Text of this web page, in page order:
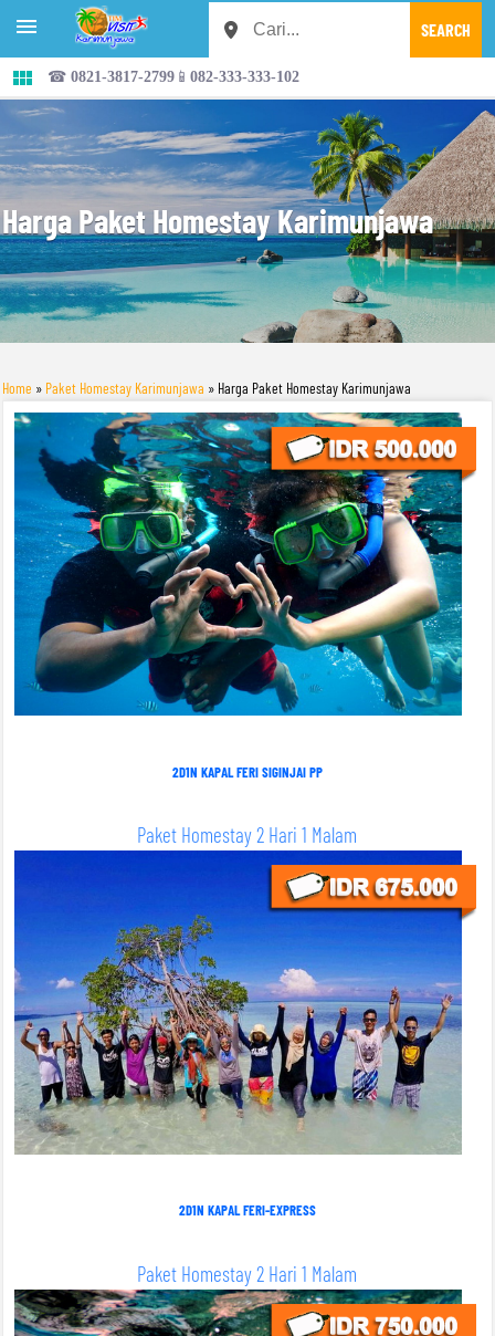


☎ 0821-3817-2799📱082-333-333-102
Harga Paket Homestay Karimunjawa
Home » Paket Homestay Karimunjawa » Harga Paket Homestay Karimunjawa
2D1N KAPAL FERI SIGINJAI PP
Paket Homestay 2 Hari 1 Malam
2D1N KAPAL FERI-EXPRESS
Paket Homestay 2 Hari 1 Malam